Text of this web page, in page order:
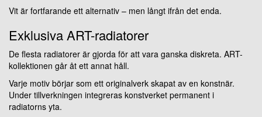
Vit är fortfarande ett alternativ – men långt ifrån det enda.
Exklusiva ART-radiatorer
De flesta radiatorer är gjorda för att vara ganska diskreta. ART-
kollektionen går åt ett annat håll.
Varje motiv börjar som ett originalverk skapat av en konstnär.
Under tillverkningen integreras konstverket permanent i
radiatorns yta.